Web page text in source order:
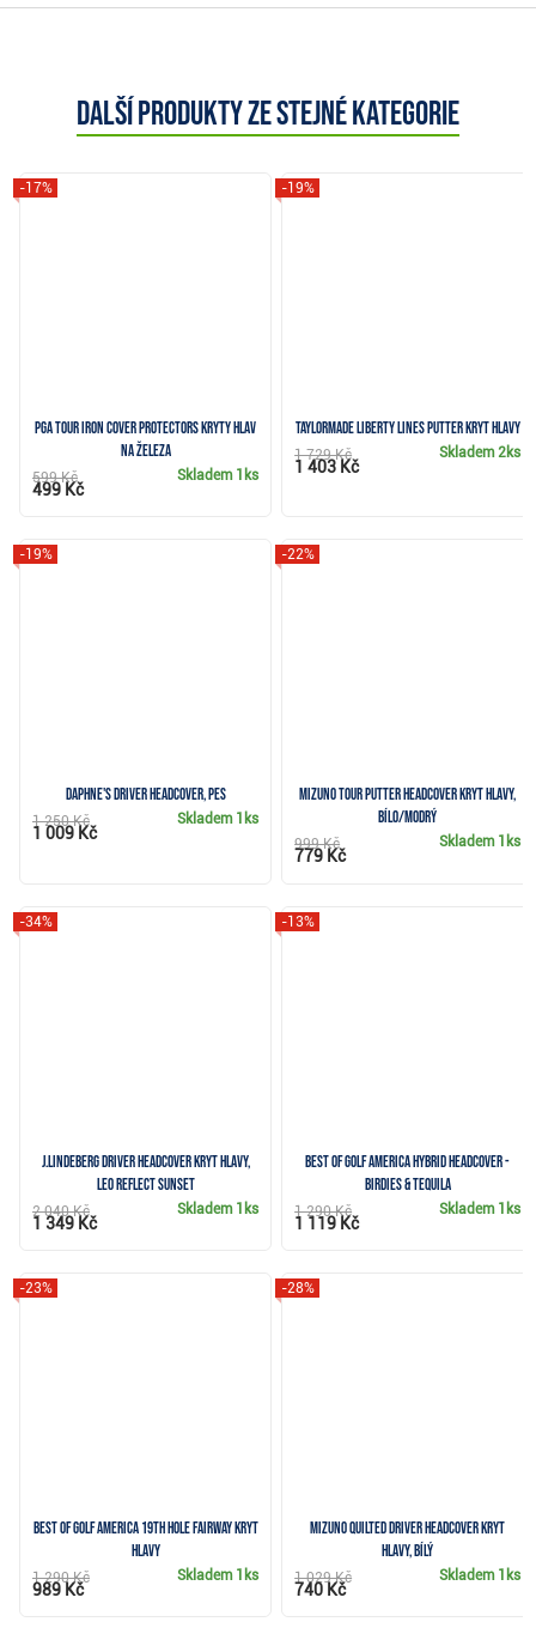
Další produkty ze stejné kategorie
PGA Tour Iron Cover Protectors kryty hlav
na železa
-17%
Skladem 1ks
599 Kč
499 Kč
TaylorMade Liberty Lines Putter kryt hlavy
-19%
Skladem2ks
1 729 Kč
1 403 Kč
Daphne's driver headcover, pes
-19%
Skladem 1ks
1 250 Kč
1 009 Kč
Mizuno Tour Putter Headcover kryt hlavy,
bílo/modrý
-22%
Skladem 1ks
999 Kč
779 Kč
J.Lindeberg Driver Headcover kryt hlavy,
leo reflect sunset
-34%
Skladem 1ks
2 040 Kč
1 349 Kč
Best of Golf America hybrid headcover -
Birdies & Tequila
-13%
Skladem 1ks
1 290 Kč
1 119 Kč
Best of Golf America 19th Hole fairway kryt
hlavy
-23%
Skladem 1ks
1 290 Kč
989 Kč
Mizuno Quilted Driver Headcover kryt
hlavy, bílý
-28%
Skladem 1ks
1 029 Kč
740 Kč